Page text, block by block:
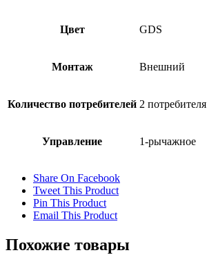
Цвет GDS
Монтаж Внешний
Количество потребителей 2 потребителя
Управление 1-рычажное
Share On Facebook
Tweet This Product
Pin This Product
Email This Product
Похожие товары